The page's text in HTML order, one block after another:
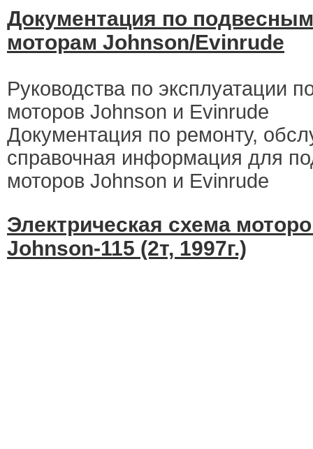
Документация по
моторам Johnson/Evinrude
Руководства по эксплуатации
моторов Johnson и Evinrude
Документация по ремонту,
справочная информация для
моторов Johnson и Evinrude
Электрическая схема
Johnson-115 (2т, 1997г.)